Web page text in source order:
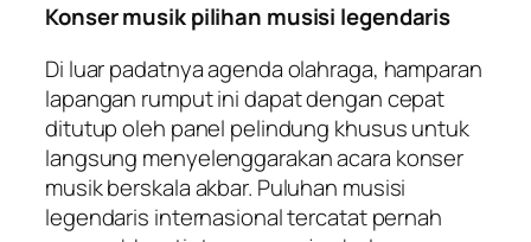
Konser musik pilihan musisi legendaris
Di luar padatnya agenda olahraga, hamparan
lapangan rumput ini dapat dengan cepat
ditutup oleh panel pelindung khusus untuk
langsung menyelenggarakan acara konser
musik berskala akbar. Puluhan musisi
legendaris internasional tercatat pernah